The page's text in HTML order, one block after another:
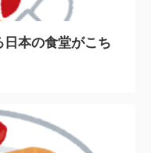
2025/5/17
本の食堂がこち